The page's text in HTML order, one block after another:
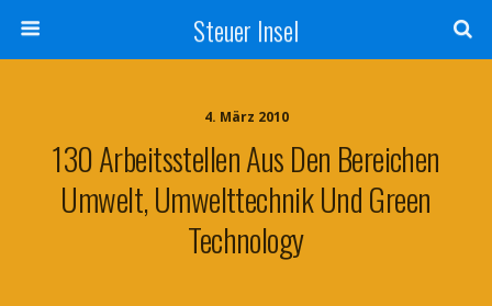
Steuer Insel
4. März 2010
130 Arbeitsstellen Aus Den Bereichen
Umwelt, Umwelttechnik Und Green
Technology